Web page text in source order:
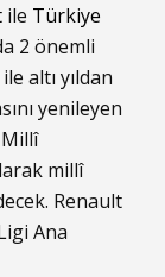
ile Türkiye
2 önemli
altı yıldan
yenileyen
millî
Renault
Ana